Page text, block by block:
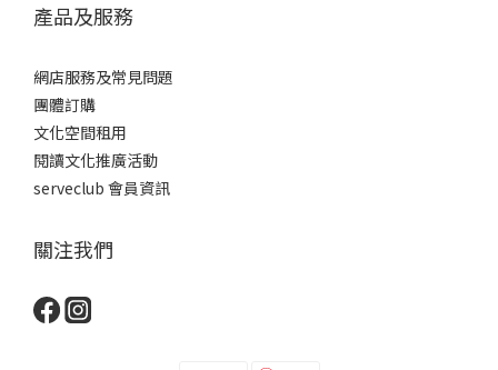
產品及服務
網店服務及常見問題
團體訂購
文化空間租用
閱讀文化推廣活動
serveclub 會員資訊
關注我們